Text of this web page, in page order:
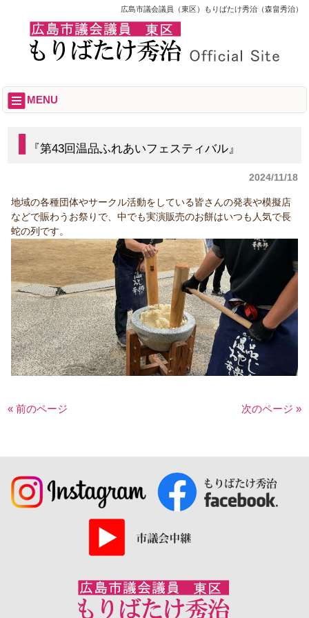
広島市議会議員（東区）もりばたけ秀治（森畠秀治）
MENU
『第43回温品ふれあいフェスティバル』
2024/11/18
地域の各種団体やサークル活動をしている皆さんの発表や模擬店
などで賑わうお祭りで、中でも実演販売のお餅はいつも人気で長
蛇の列です。
« 前のページ 次のページ »